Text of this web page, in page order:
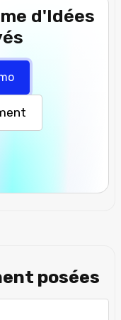
d'Idées
posées